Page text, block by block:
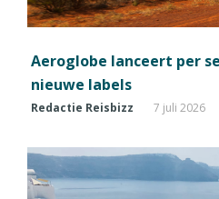
Aeroglobe lanceert per
nieuwe labels
Redactie Reisbizz 7 juli 2026